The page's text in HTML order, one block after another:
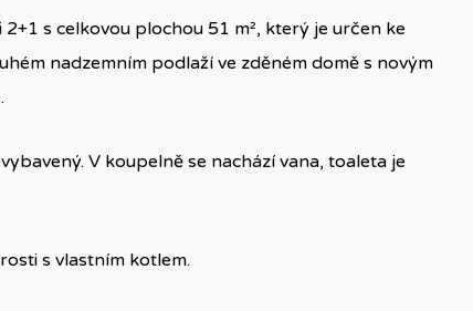
s celkovou plochou 51 m², který je určen ke
nadzemním podlaží ve zděném domě s novým
V koupelně se nachází vana, toaleta je
s vlastním kotlem.